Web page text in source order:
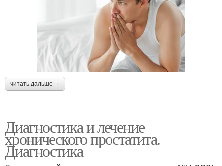
читать дальше →
Диагностика и лечение
хронического простатита.
Диагностика